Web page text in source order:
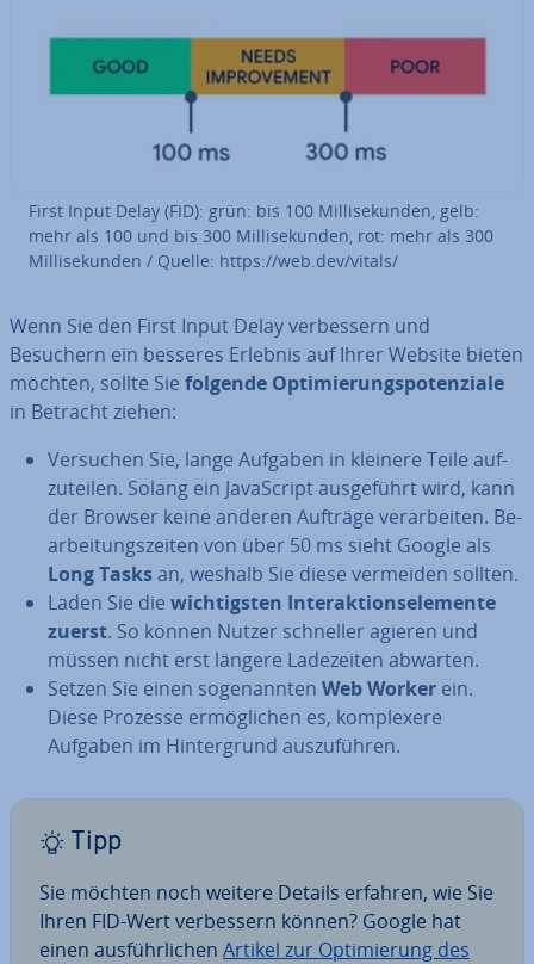
First Input Delay (FID): grün: bis 100 Mil­li­se­kun­den, gelb:
mehr als 100 und bis 300 Mil­li­se­kun­den, rot: mehr als 300
Mil­li­se­kun­den / Quelle: https://web.dev/vitals/
Wenn Sie den First Input Delay ver­bes­sern und
Besuchern ein besseres Erlebnis auf Ihrer Website bieten
möchten, sollte Sie folgende Op­ti­mie­rungs­po­ten­zia­le
in Betracht ziehen:
Versuchen Sie, lange Aufgaben in kleinere Teile auf­
zu­tei­len. Solang ein Ja­va­Script aus­ge­führt wird, kann
der Browser keine anderen Aufträge ver­ar­bei­ten. Be­
ar­bei­tungs­zei­ten von über 50 ms sieht Google als
Long Tasksan, weshalb Sie diese vermeiden sollten.
Laden Sie die wich­tigs­ten In­ter­ak­ti­ons­ele­men­te
zuerst. So können Nutzer schneller agieren und
müssen nicht erst längere La­de­zei­ten abwarten.
Setzen Sie einen so­ge­nann­ten Web Worker ein.
Diese Prozesse er­mög­li­chen es, kom­ple­xe­re
Aufgaben im Hin­ter­grund aus­zu­füh­ren.
Tipp
Sie möchten noch weitere Details erfahren, wie Sie
Ihren FID-Wert ver­bes­sern können? Google hat
einen aus­führ­li­chen Artikel zur Op­ti­mie­rung des